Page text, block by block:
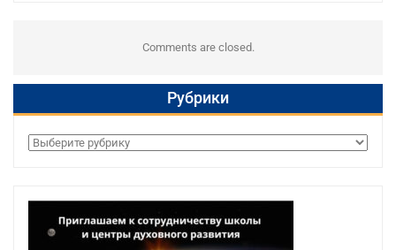
Comments are closed.
Рубрики
Рубрики